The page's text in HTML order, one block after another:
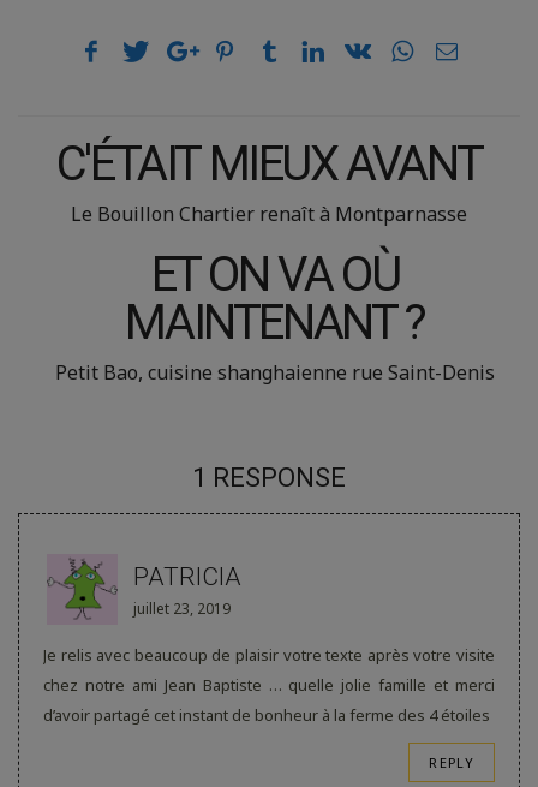
C'ÉTAIT MIEUX AVANT
Le Bouillon Chartier renaît à Montparnasse
ET ON VA OÙ
MAINTENANT ?
Petit Bao, cuisine shanghaienne rue Saint-Denis
1 RESPONSE
PATRICIA
juillet 23, 2019
Je relis avec beaucoup de plaisir votre texte après votre visite
chez notre ami Jean Baptiste … quelle jolie famille et merci
d’avoir partagé cet instant de bonheur à la ferme des 4 étoiles
REPLY